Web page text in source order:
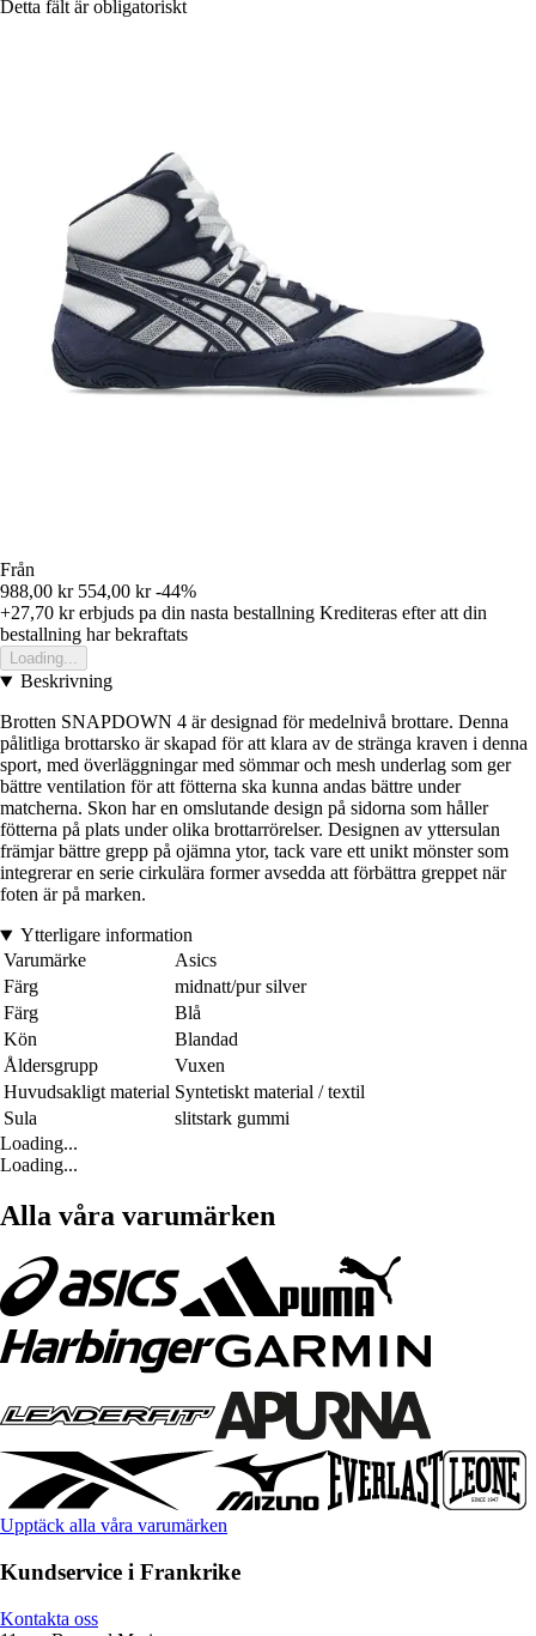
Detta fält är obligatoriskt
Från
988,00 kr 554,00 kr -44%
+27,70 krerbjuds pa din nasta bestallning Krediteras efter att din
bestallning har bekraftats
Loading...
Beskrivning
Brotten SNAPDOWN 4 är designad för medelnivå brottare. Denna
pålitliga brottarsko är skapad för att klara av de stränga kraven i denna
sport, med överläggningar med sömmar och mesh underlag som ger
bättre ventilation för att fötterna ska kunna andas bättre under
matcherna. Skon har en omslutande design på sidorna som håller
fötterna på plats under olika brottarrörelser. Designen av yttersulan
främjar bättre grepp på ojämna ytor, tack vare ett unikt mönster som
integrerar en serie cirkulära former avsedda att förbättra greppet när
foten är på marken.
Ytterligare information
Varumärke
Asics
Färg
midnatt/pur silver
Färg
Blå
Kön
Blandad
Åldersgrupp
Vuxen
Huvudsakligt material Syntetiskt material / textil
Sula
slitstark gummi
Loading...
Loading...
Alla våra varumärken
Upptäck alla våra varumärken
Kundservice i Frankrike
Kontakta oss